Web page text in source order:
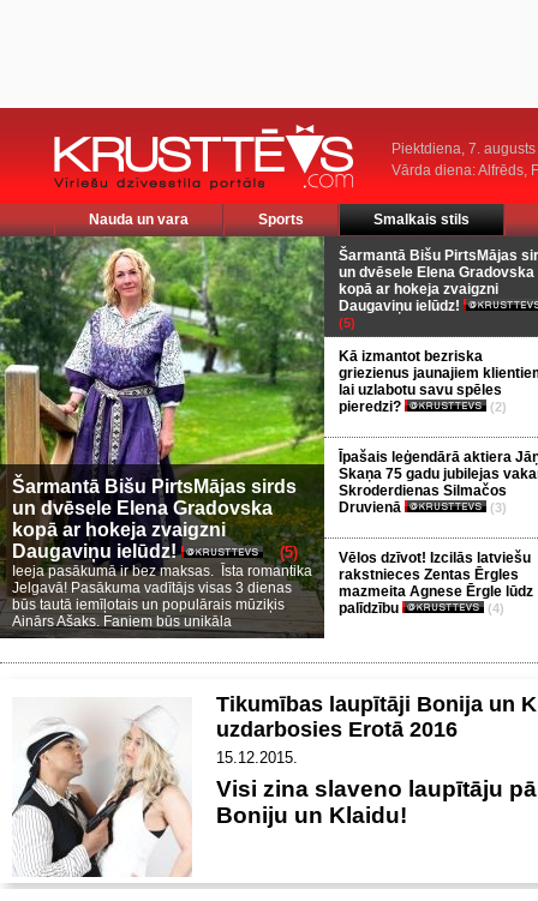
Piektdiena, 7. augusts
Vārda diena: Alfrēds,
Nauda un vara Sports Smalkais stils
Šarmantā Bišu PirtsMājas sirds
un dvēsele Elena Gradovska
kopā ar hokeja zvaigzni
Daugaviņu ielūdz!
(5)
Ieeja pasākumā ir bez maksas. Īsta romantika
Jelgavā! Pasākuma vadītājs visas 3 dienas
būs tautā iemīļotais un populārais mūziķis
Ainārs Ašaks. Faniem būs unikāla
Šarmantā Bišu PirtsMājas
un dvēsele Elena Gradovska
kopā ar hokeja zvaigzni
Daugaviņu ielūdz!
(5)
Kā izmantot bezriska
griezienus jaunajiem
lai uzlabotu savu spēles
pieredzi?
(2)
Īpašais leģendārā aktiera
Skaņa 75 gadu jubilejas
Skroderdienas Silmačos
Druvienā
(3)
Vēlos dzīvot! Izcilās latviešu
rakstnieces Zentas Ērgles
mazmeita Agnese Ērgle lūdz
palīdzību
(4)
Tikumības laupītāji Bonija un
uzdarbosies Erotā 2016
15.12.2015.
Visi zina slaveno laupītāju
Boniju un Klaidu!